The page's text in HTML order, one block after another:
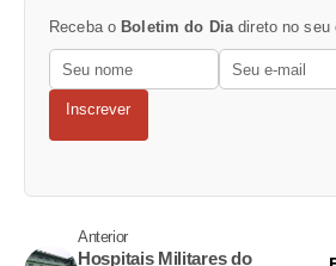
Receba o Boletim do Dia direto no seu
Inscrever
Anterior
Hospitais Militares do